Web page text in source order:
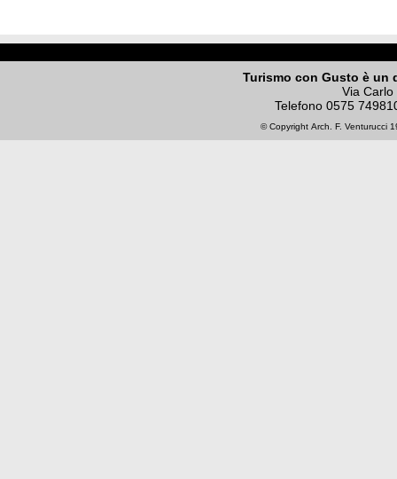
Turismo con Gusto è un
Via
Telefono 0575
© Copyright Arch. F. Venturucci